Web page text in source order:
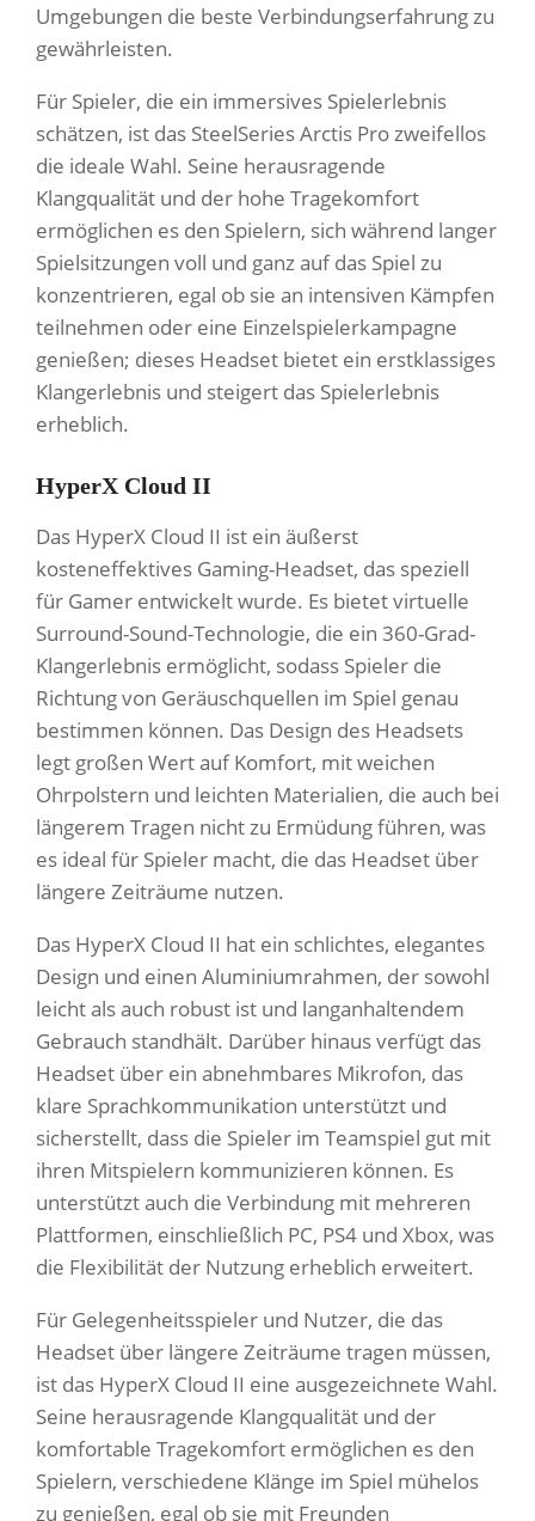
Umgebungen die beste Verbindungserfahrung zu
gewährleisten.
Für Spieler, die ein immersives Spielerlebnis
schätzen, ist das SteelSeries Arctis Pro zweifellos
die ideale Wahl. Seine herausragende
Klangqualität und der hohe Tragekomfort
ermöglichen es den Spielern, sich während langer
Spielsitzungen voll und ganz auf das Spiel zu
konzentrieren, egal ob sie an intensiven Kämpfen
teilnehmen oder eine Einzelspielerkampagne
genießen; dieses Headset bietet ein erstklassiges
Klangerlebnis und steigert das Spielerlebnis
erheblich.
HyperX Cloud II
Das HyperX Cloud II ist ein äußerst
kosteneffektives Gaming-Headset, das speziell
für Gamer entwickelt wurde. Es bietet virtuelle
Surround-Sound-Technologie, die ein 360-Grad-
Klangerlebnis ermöglicht, sodass Spieler die
Richtung von Geräuschquellen im Spiel genau
bestimmen können. Das Design des Headsets
legt großen Wert auf Komfort, mit weichen
Ohrpolstern und leichten Materialien, die auch bei
längerem Tragen nicht zu Ermüdung führen, was
es ideal für Spieler macht, die das Headset über
längere Zeiträume nutzen.
Das HyperX Cloud II hat ein schlichtes, elegantes
Design und einen Aluminiumrahmen, der sowohl
leicht als auch robust ist und langanhaltendem
Gebrauch standhält. Darüber hinaus verfügt das
Headset über ein abnehmbares Mikrofon, das
klare Sprachkommunikation unterstützt und
sicherstellt, dass die Spieler im Teamspiel gut mit
ihren Mitspielern kommunizieren können. Es
unterstützt auch die Verbindung mit mehreren
Plattformen, einschließlich PC, PS4 und Xbox, was
die Flexibilität der Nutzung erheblich erweitert.
Für Gelegenheitsspieler und Nutzer, die das
Headset über längere Zeiträume tragen müssen,
ist das HyperX Cloud II eine ausgezeichnete Wahl.
Seine herausragende Klangqualität und der
komfortable Tragekomfort ermöglichen es den
Spielern, verschiedene Klänge im Spiel mühelos
zu genießen, egal ob sie mit Freunden